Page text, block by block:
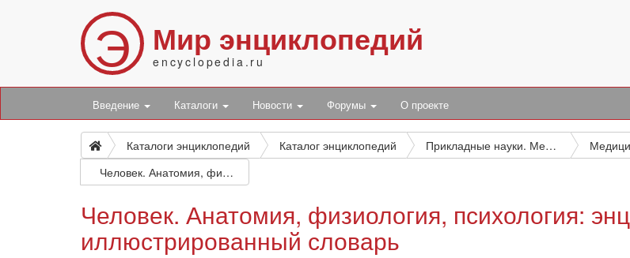
Э Мир энциклопедий
encyclopedia.ru
Введение Каталоги Новости Форумы О проекте
Каталоги энциклопедий Каталог энциклопедий Прикладные науки. Медицина. Техника
Человек. Анатомия, физиология, психология: энциклопедический иллюстрированный словарь
Человек. Анатомия, физиология, психология:
иллюстрированный словарь